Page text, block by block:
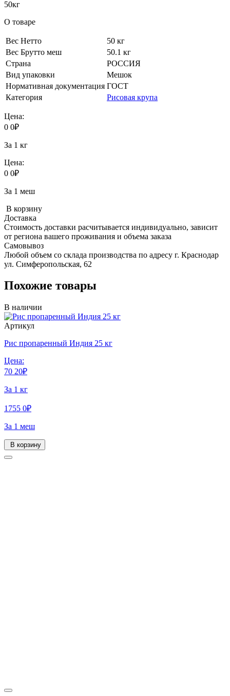
О товаре
Вес Нетто
50 кг
Вес Брутто меш
50.1 кг
Страна
РОССИЯ
Вид упаковки
Мешок
Нормативная документация ГОСТ
Категория
Рисовая крупа
Цена:
0 0₽
За 1 кг
Цена:
0 0₽
За 1 меш
В корзину
Доставка
Стоимость доставки расчитывается индивидуально, зависит
от региона вашего проживания и объема заказа
Самовывоз
Любой объем со склада производства по адресу г. Краснодар
ул. Симферопольская, 62
Похожие товары
В наличии
Артикул
Рис пропаренный Индия 25 кг
Цена:
70 20₽
За 1 кг
1755 0₽
За 1 меш
В корзину